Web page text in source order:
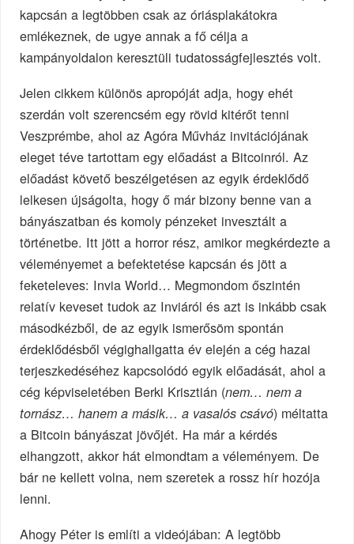
kapcsán a legtöbben csak az óriásplakátokra
emlékeznek, de ugye annak a fő célja a
kampányoldalon keresztüli tudatosságfejlesztés volt.
Jelen cikkem különös apropóját adja, hogy ehét
szerdán volt szerencsém egy rövid kitérőt tenni
Veszprémbe, ahol az Agóra Művház invitációjának
eleget téve tartottam egy előadást a Bitcoinról. Az
előadást követő beszélgetésen az egyik érdeklődő
lelkesen újságolta, hogy ő már bizony benne van a
bányászatban és komoly pénzeket invesztált a
történetbe. Itt jött a horror rész, amikor megkérdezte a
véleményemet a befektetése kapcsán és jött a
feketeleves: Invia World… Megmondom őszintén
relatív keveset tudok az Inviáról és azt is inkább csak
másodkézből, de az egyik ismerősöm spontán
érdeklődésből végighallgatta év elején a cég hazai
terjeszkedéséhez kapcsolódó egyik előadását, ahol a
cég képviseletében Berki Krisztián (nem… nem a
tornász… hanem a másik… a vasalós csávó) méltatta
a Bitcoin bányászat jövőjét. Ha már a kérdés
elhangzott, akkor hát elmondtam a véleményem. De
bár ne kellett volna, nem szeretek a rossz hír hozója
lenni.
Ahogy Péter is említi a videójában: A legtöbb